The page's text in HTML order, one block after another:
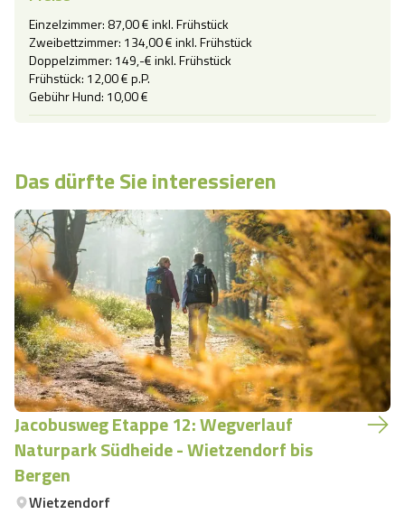
Das dürfte Sie interessieren
Jacobusweg Etappe 12: Wegverlauf
Naturpark Südheide - Wietzendorf bis
Bergen
Wietzendorf
Einzelzimmer: 87,00 € inkl. Frühstück
Zweibettzimmer: 134,00 € inkl. Frühstück
Doppelzimmer: 149,-€ inkl. Frühstück
Frühstück: 12,00 € p.P.